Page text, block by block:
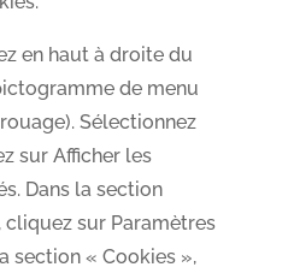
en haut à droite du
de menu
Sélectionnez
sur Afficher les
Dans la section
sur Paramètres
section « Cookies »,